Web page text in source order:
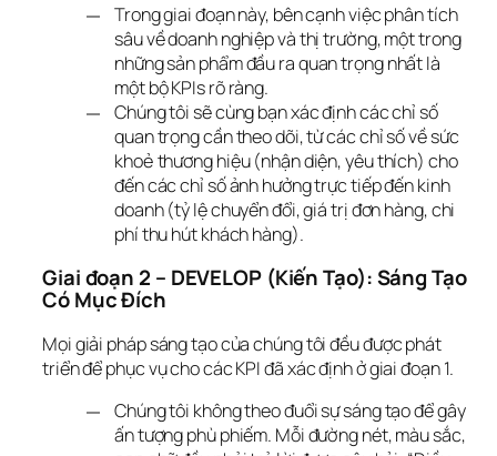
Trong giai đoạn này, bên cạnh việc phân tích
sâu về doanh nghiệp và thị trường, một trong
những sản phẩm đầu ra quan trọng nhất là
một bộ KPIs rõ ràng.
Chúng tôi sẽ cùng bạn xác định các chỉ số
quan trọng cần theo dõi, từ các chỉ số về sức
khoẻ thương hiệu (nhận diện, yêu thích) cho
đến các chỉ số ảnh hưởng trực tiếp đến kinh
doanh (tỷ lệ chuyển đổi, giá trị đơn hàng, chi
phí thu hút khách hàng).
Giai đoạn 2 – DEVELOP (Kiến Tạo): Sáng Tạo
Có Mục Đích
Mọi giải pháp sáng tạo của chúng tôi đều được phát
triển để phục vụ cho các KPI đã xác định ở giai đoạn 1.
Chúng tôi không theo đuổi sự sáng tạo để gây
ấn tượng phù phiếm. Mỗi đường nét, màu sắc,